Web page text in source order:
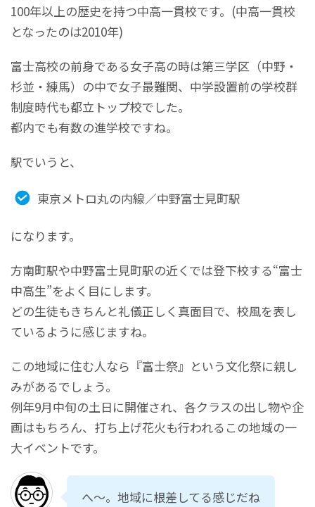
100年以上の歴史を持つ中高一貫校です。(中高一貫校
となったのは2010年)
富士高校の前身である女子高の時は第三学区（中野・
杉並・練馬）の中で女子最難関、中学設置前の学校群
制度時代も都立トップ校でした。
都内でも有数の進学校ですね。
駅でいうと、
東京メトロ丸の内線／中野富士見町駅
になります。
方南町駅や中野富士見町駅の近くでは登下校する“富士
中高生”をよく目にします。
どの生徒もきちんと礼儀正しく真面目で、校風を表し
ているように感じますね。
この地域に住む人なら『富士祭』という文化祭に親し
みがあるでしょう。
例年9月中旬の土日に開催され、各クラスの出し物や企
画はもちろん、打ち上げ花火も行われるこの地域の一
大イベントです。
へ～。地域に根差してる感じだね